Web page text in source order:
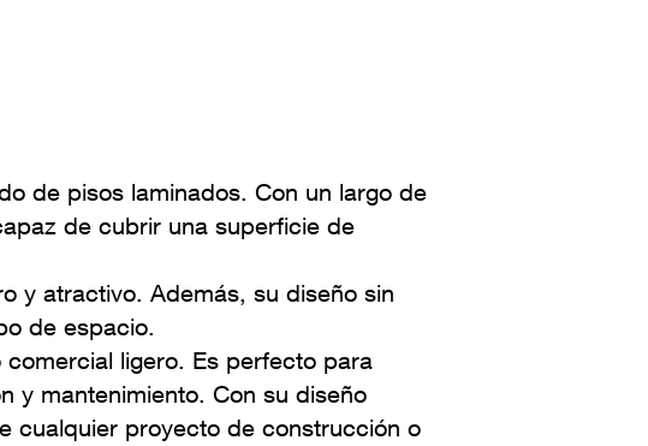
de pisos laminados. Con un largo de
de cubrir una superficie de
y atractivo. Además, su diseño sin
de espacio.
ligero. Es perfecto para
y mantenimiento. Con su diseño
cualquier proyecto de construcción o